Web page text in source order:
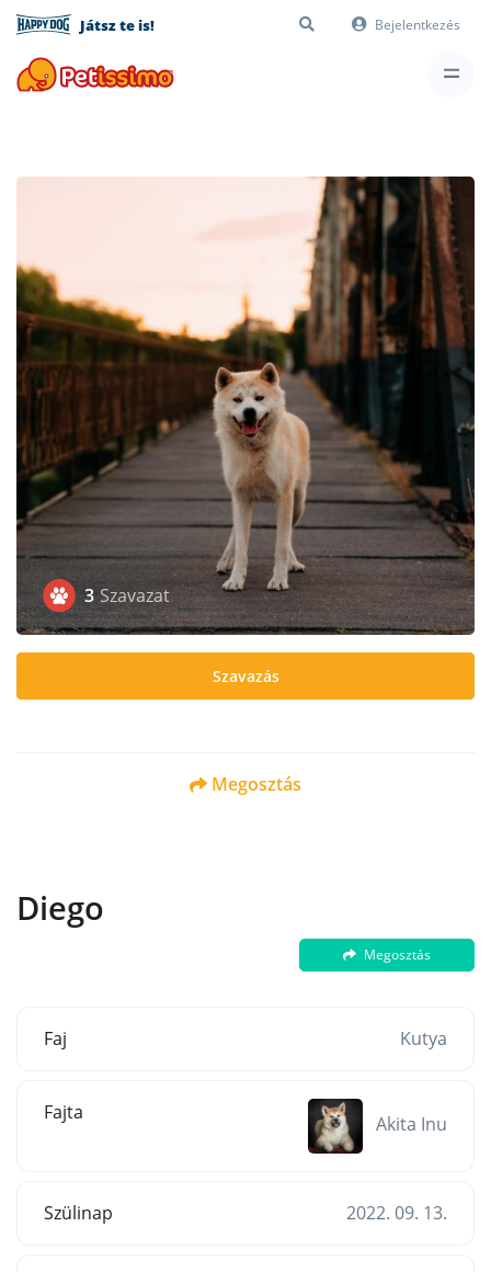
Játsz te is! Bejelentkezés
3 Szavazat
Szavazás
Megosztás
Diego
Megosztás
Faj Kutya
Fajta
Akita Inu
Szülinap 2022. 09. 13.